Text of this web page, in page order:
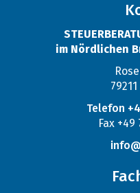
im Nördlichen
Telefon
Fax